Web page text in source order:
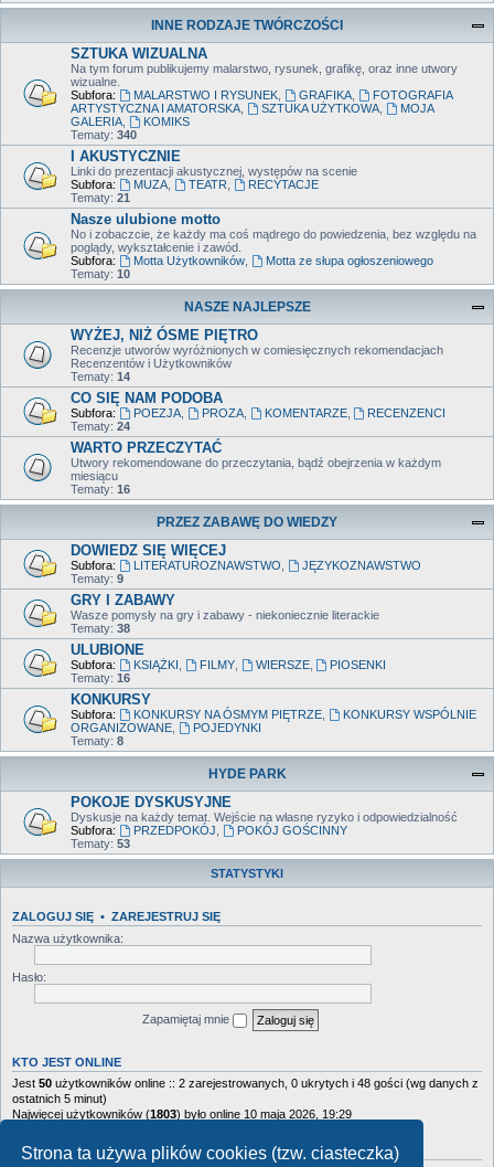
Strona ta używa plików cookies (tzw. ciasteczka)
INNE RODZAJE TWÓRCZOŚCI
SZTUKA WIZUALNA
Na tym forum publikujemy malarstwo, rysunek, grafikę, oraz inne utwory
wizualne.
Subfora:
MALARSTWO I RYSUNEK, GRAFIKA,
FOTOGRAFIA
ARTYSTYCZNA I AMATORSKA
SZTUKA UŻYTKOWA,
MOJA
GALERIA
KOMIKS
Tematy: 340
I AKUSTYCZNIE
Linki do prezentacji akustycznej, występów na scenie
Subfora:
MUZA, TEATR
RECYTACJE
Tematy: 21
Nasze ulubione motto
No i zobaczcie, że każdy ma coś mądrego do powiedzenia, bez względu na
poglądy, wykształcenie i zawód.
Subfora:
Motta Użytkowników,
Motta ze słupa ogłoszeniowego
Tematy: 10
NASZE NAJLEPSZE
WYŻEJ, NIŻ ÓSME PIĘTRO
Recenzje utworów wyróżnionych w comiesięcznych rekomendacjach
Recenzentów i Użytkowników
Tematy: 14
CO SIĘ NAM PODOBA
Subfora: POEZJA, PROZA, KOMENTARZE,
RECENZENCI
Tematy: 24
WARTO PRZECZYTAĆ
Utwory rekomendowane do przeczytania, bądź obejrzenia w każdym
miesiącu
Tematy: 16
PRZEZ ZABAWĘ DO WIEDZY
DOWIEDZ SIĘ WIĘCEJ
Subfora: LITERATUROZNAWSTWO
JĘZYKOZNAWSTWO
Tematy: 9
GRY I ZABAWY
Wasze pomysły na gry i zabawy - niekoniecznie literackie
Tematy: 38
ULUBIONE
Subfora: KSIĄŻKI FILMY, WIERSZE,
PIOSENKI
Tematy: 16
KONKURSY
Subfora: KONKURSY NA ÓSMYM PIĘTRZE,
KONKURSY WSPÓLNIE
ORGANIZOWANE
POJEDYNKI
Tematy: 8
HYDE PARK
POKOJE DYSKUSYJNE
Dyskusje na każdy temat. Wejście na własne ryzyko i odpowiedzialność
Subfora:
PRZEDPOKÓJ
POKÓJ GOŚCINNY
Tematy: 53
STATYSTYKI
ZALOGUJ SIĘ • ZAREJESTRUJ SIĘ
Nazwa użytkownika:
Hasło:
Zapamiętaj mnie
KTO JEST ONLINE
Jest 50 użytkowników online :: 2 zarejestrowanych, 0 ukrytych i 48 gości (wg danych z
ostatnich 5 minut)
Najwięcej użytkowników (1803) było online 10 maja 2026, 19:29
STATYSTYKI